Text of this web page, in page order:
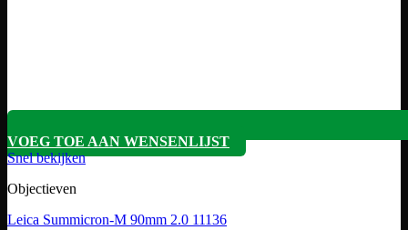
VOEG TOE AAN WENSENLIJST
Snel bekijken
Objectieven
Leica Summicron-M 90mm 2.0 11136